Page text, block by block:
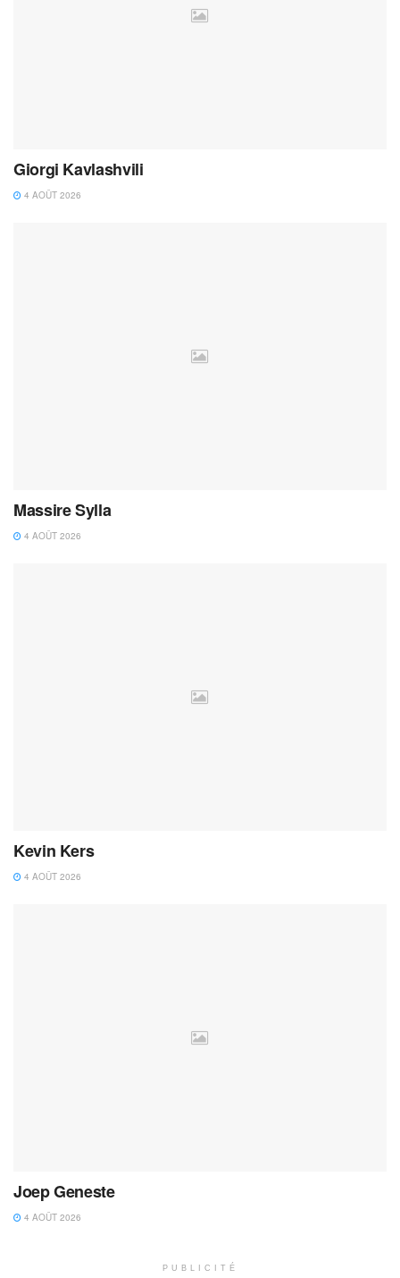
Giorgi Kavlashvili
4 AOÛT 2026
Massire Sylla
4 AOÛT 2026
Kevin Kers
4 AOÛT 2026
Joep Geneste
4 AOÛT 2026
PUBLICITÉ